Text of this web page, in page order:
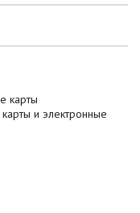
карты
и электронные